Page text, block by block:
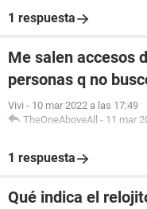
1 respuesta
Me salen accesos
personas q no
Vivi - 10 mar 2022 a las 17:49
TheOneAboveAll - 11 mar
1 respuesta
Qué indica el